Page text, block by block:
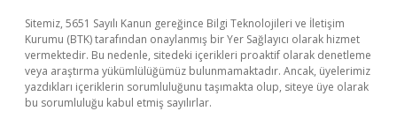
Sitemiz, 5651 Sayılı Kanun gereğince Bilgi Teknolojileri ve İletişim
Kurumu (BTK) tarafından onaylanmış bir Yer Sağlayıcı olarak hizmet
vermektedir. Bu nedenle, sitedeki içerikleri proaktif olarak denetleme
veya araştırma yükümlülüğümüz bulunmamaktadır. Ancak, üyelerimiz
yazdıkları içeriklerin sorumluluğunu taşımakta olup, siteye üye olarak
bu sorumluluğu kabul etmiş sayılırlar.